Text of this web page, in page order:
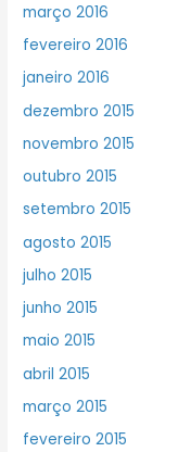
março 2016
fevereiro 2016
janeiro 2016
dezembro 2015
novembro 2015
outubro 2015
setembro 2015
agosto 2015
julho 2015
junho 2015
maio 2015
abril 2015
março 2015
fevereiro 2015